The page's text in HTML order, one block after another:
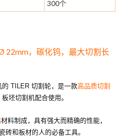
300个
22mm，碳化钨，最大切割长
TILER 切割轮，是一款高品质切割
坯切割机配合使用。
材料制成，具有强大而精确的性能，
砖和板材的人的必备工具。